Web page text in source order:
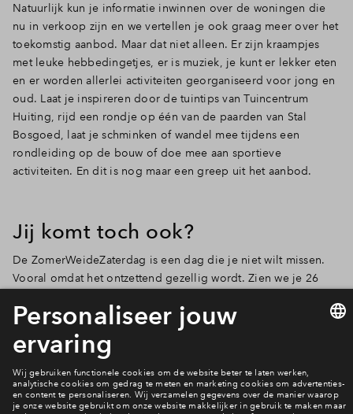
Inloggen
Natuurlijk kun je informatie inwinnen over de woningen die
nu in verkoop zijn en we vertellen je ook graag meer over het
toekomstig aanbod. Maar dat niet alleen. Er zijn kraampjes
met leuke hebbedingetjes, er is muziek, je kunt er lekker eten
en er worden allerlei activiteiten georganiseerd voor jong en
oud. Laat je inspireren door de tuintips van Tuincentrum
Huiting, rijd een rondje op één van de paarden van Stal
Bosgoed, laat je schminken of wandel mee tijdens een
rondleiding op de bouw of doe mee aan sportieve
activiteiten. En dit is nog maar een greep uit het aanbod.
Jij komt toch ook?
De ZomerWeideZaterdag is een dag die je niet wilt missen.
Vooral omdat het ontzettend gezellig wordt. Zien we je 26
Welke woningen komen er?